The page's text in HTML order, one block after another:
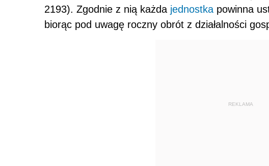
2193). Zgodnie z nią każda jednostka powinna
biorąc pod uwagę roczny obrót z działalności
REKLAMA